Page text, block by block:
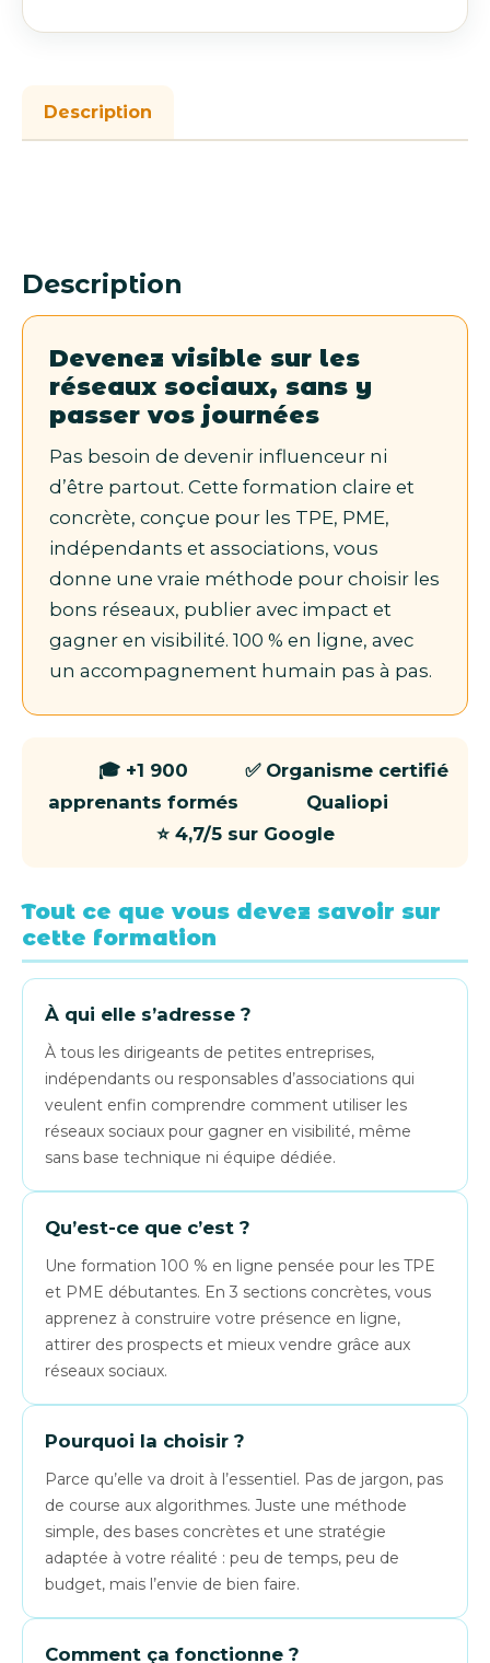
Description
Description
Devenez visible sur les
réseaux sociaux, sans y
passer vos journées
Pas besoin de devenir influenceur ni
d’être partout. Cette formation claire et
concrète, conçue pour les TPE, PME,
indépendants et associations, vous
donne une vraie méthode pour choisir les
bons réseaux, publier avec impact et
gagner en visibilité. 100 % en ligne, avec
un accompagnement humain pas à pas.
🎓 +1 900
apprenants formés
✅ Organisme certifié
Qualiopi
⭐ 4,7/5 sur Google
Tout ce que vous devez savoir sur
cette formation
À qui elle s’adresse ?
À tous les dirigeants de petites entreprises,
indépendants ou responsables d’associations qui
veulent enfin comprendre comment utiliser les
réseaux sociaux pour gagner en visibilité, même
sans base technique ni équipe dédiée.
Qu’est-ce que c’est ?
Une formation 100 % en ligne pensée pour les TPE
et PME débutantes. En 3 sections concrètes, vous
apprenez à construire votre présence en ligne,
attirer des prospects et mieux vendre grâce aux
réseaux sociaux.
Pourquoi la choisir ?
Parce qu’elle va droit à l’essentiel. Pas de jargon, pas
de course aux algorithmes. Juste une méthode
simple, des bases concrètes et une stratégie
adaptée à votre réalité : peu de temps, peu de
budget, mais l’envie de bien faire.
Comment ça fonctionne ?